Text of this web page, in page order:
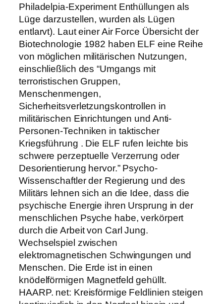
Philadelpia-Experiment Enthüllungen als
Lüge darzustellen, wurden als Lügen
entlarvt). Laut einer Air Force Übersicht der
Biotechnologie 1982 haben ELF eine Reihe
von möglichen militärischen Nutzungen,
einschließlich des “Umgangs mit
terroristischen Gruppen,
Menschenmengen,
Sicherheitsverletzungskontrollen in
militärischen Einrichtungen und Anti-
Personen-Techniken in taktischer
Kriegsführung . Die ELF rufen leichte bis
schwere perzeptuelle Verzerrung oder
Desorientierung hervor.” Psycho-
Wissenschaftler der Regierung und des
Militärs lehnen sich an die Idee, dass die
psychische Energie ihren Ursprung in der
menschlichen Psyche habe, verkörpert
durch die Arbeit von Carl Jung.
Wechselspiel zwischen
elektromagnetischen Schwingungen und
Menschen. Die Erde ist in einen
knödelförmigen Magnetfeld gehüllt.
HAARP. net: Kreisförmige Feldlinien steigen